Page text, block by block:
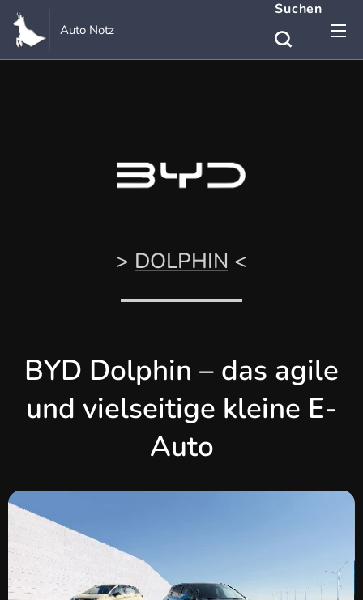
Auto Notz
Suchen
> DOLPHIN <
BYD Dolphin – das agile
und vielseitige kleine E-
Auto